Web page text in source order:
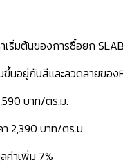
เริ่มต้นของการซื้อยก
นอยู่กับสีและลวดลายของ
บาท/ตร.ม.
2,390 บาท/ตร.ม.
ค่าเพิ่ม 7%